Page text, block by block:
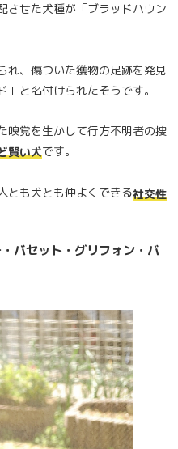
させた犬種が「ブラッドハウン
れ、傷ついた獲物の足跡を発見
と名付けられたそうです。
嗅覚を生かして行方不明者の捜
賢い犬です。
とも犬とも仲よくできる社交性
バセット・グリフォン・バ